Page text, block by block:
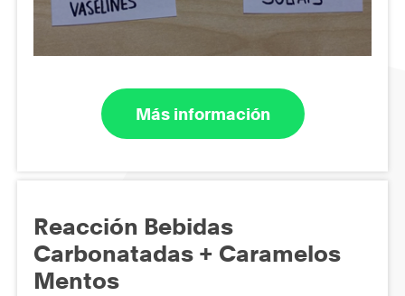
Más información
Reacción Bebidas
Carbonatadas + Caramelos
Mentos